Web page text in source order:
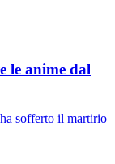
le anime dal
sofferto il martirio